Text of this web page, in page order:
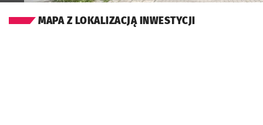
MAPA Z LOKALIZACJĄ INWESTYCJI